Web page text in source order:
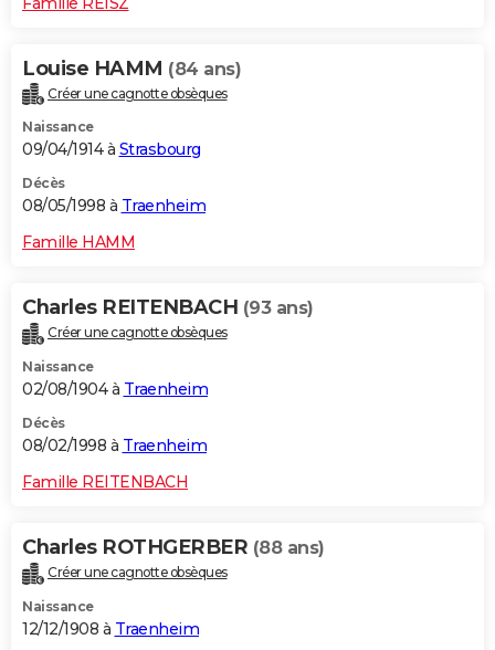
Louise HAMM (84 ans)
Créer une cagnotte obsèques
Naissance
09/04/1914 à Strasbourg
Décès
08/05/1998 à Traenheim
Famille HAMM
Charles REITENBACH (93 ans)
Créer une cagnotte obsèques
Naissance
02/08/1904 à Traenheim
Décès
08/02/1998 à Traenheim
Famille REITENBACH
Charles ROTHGERBER (88 ans)
Créer une cagnotte obsèques
Naissance
12/12/1908 à Traenheim